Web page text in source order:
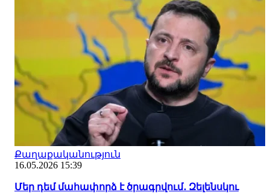
Քաղաքականություն
16.05.2026 15:39
Մեր դեմ մահափորձ է ծրագրվում․ Զելենսկու